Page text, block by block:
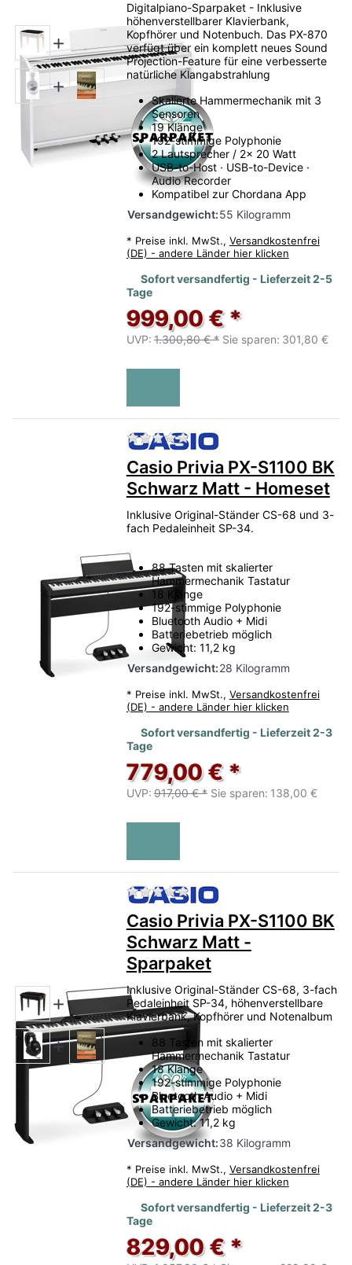
Digitalpiano-Sparpaket - Inklusive
höhenverstellbarer Klavierbank,
Kopfhörer und Notenbuch. Das PX-870
verfügt über ein komplett neues Sound
Projection-Feature für eine verbesserte
natürliche Klangabstrahlung
Skalierte Hammermechanik mit 3
Sensoren
19 Klänge
192-stimmige Polyphonie
2 Lautsprecher / 2x 20 Watt
USB-to-Host · USB-to-Device ·
Audio Recorder
Kompatibel zur Chordana App
Versandgewicht:55 Kilogramm
* Preise inkl. MwSt., Versandkostenfrei
(DE) - andere Länder hier klicken
Sofort versandfertig - Lieferzeit 2-5
Tage
999,00 € *
UVP: 1.300,80 € * Sie sparen: 301,80 €
Zu diesem Produkt liegen
Casio Privia PX-S1100 BK
Schwarz Matt - Homeset
Inklusive Original-Ständer CS-68 und 3-
fach Pedaleinheit SP-34.
88 Tasten mit skalierter
Hammermechanik Tastatur
18 Klänge
192-stimmige Polyphonie
Bluetooth Audio + Midi
Batteriebetrieb möglich
Gewicht: 11,2 kg
Versandgewicht:28 Kilogramm
* Preise inkl. MwSt., Versandkostenfrei
(DE) - andere Länder hier klicken
Sofort versandfertig - Lieferzeit 2-3
Tage
779,00 € *
UVP: 917,00 € * Sie sparen: 138,00 €
Zu diesem Produkt liegen
Casio Privia PX-S1100 BK
Schwarz Matt -
Sparpaket
Inklusive Original-Ständer CS-68, 3-fach
Pedaleinheit SP-34, höhenverstellbare
Klavierbank, Kopfhörer und Notenalbum
88 Tasten mit skalierter
Hammermechanik Tastatur
18 Klänge
192-stimmige Polyphonie
Bluetooth Audio + Midi
Batteriebetrieb möglich
Gewicht: 11,2 kg
Versandgewicht:38 Kilogramm
* Preise inkl. MwSt., Versandkostenfrei
(DE) - andere Länder hier klicken
Sofort versandfertig - Lieferzeit 2-3
Tage
829,00 € *